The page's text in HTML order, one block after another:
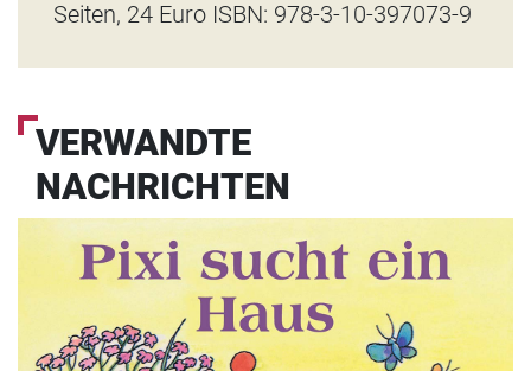
Seiten, 24 Euro ISBN: 978-3-10-397073-9
VERWANDTE
NACHRICHTEN